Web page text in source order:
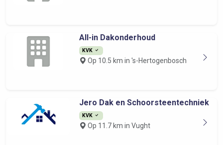
All-in Dakonderhoud
KVK
Op 10.5 km in 's-Hertogenbosch
Jero Dak en Schoorsteentechniek
KVK
Op 11.7 km in Vught